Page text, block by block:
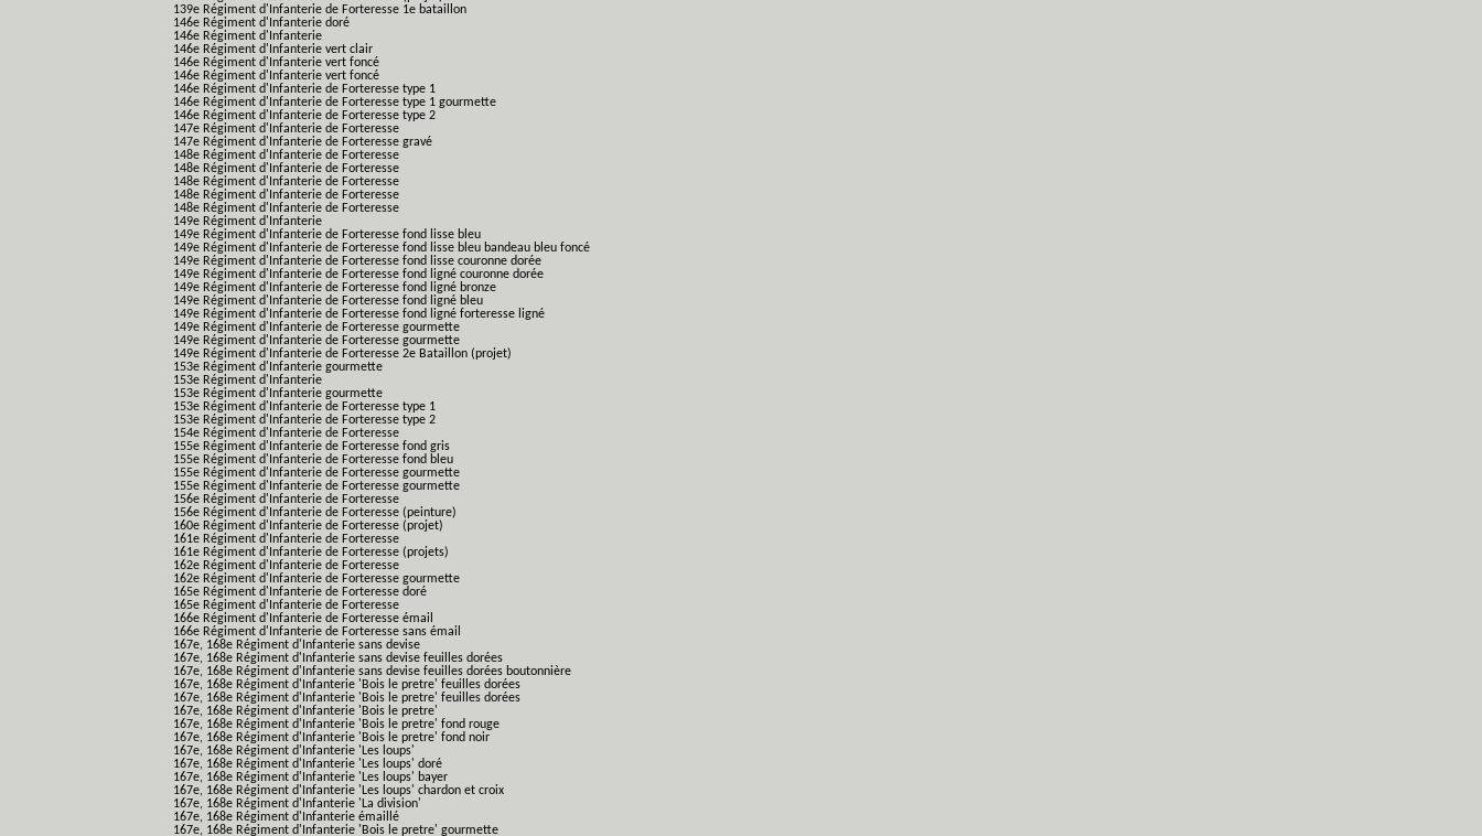
139e Régiment d'Infanterie de Forteresse 1e bataillon
146e Régiment d'Infanterie doré
146e Régiment d'Infanterie
146e Régiment d'Infanterie vert clair
146e Régiment d'Infanterie vert foncé
146e Régiment d'Infanterie vert foncé
146e Régiment d'Infanterie de Forteresse type 1
146e Régiment d'Infanterie de Forteresse type 1 gourmette
146e Régiment d'Infanterie de Forteresse type 2
147e Régiment d'Infanterie de Forteresse
147e Régiment d'Infanterie de Forteresse gravé
148e Régiment d'Infanterie de Forteresse
148e Régiment d'Infanterie de Forteresse
148e Régiment d'Infanterie de Forteresse
148e Régiment d'Infanterie de Forteresse
148e Régiment d'Infanterie de Forteresse
149e Régiment d'Infanterie
149e Régiment d'Infanterie de Forteresse fond lisse bleu
149e Régiment d'Infanterie de Forteresse fond lisse bleu bandeau bleu foncé
149e Régiment d'Infanterie de Forteresse fond lisse couronne dorée
149e Régiment d'Infanterie de Forteresse fond ligné couronne dorée
149e Régiment d'Infanterie de Forteresse fond ligné bronze
149e Régiment d'Infanterie de Forteresse fond ligné bleu
149e Régiment d'Infanterie de Forteresse fond ligné forteresse ligné
149e Régiment d'Infanterie de Forteresse gourmette
149e Régiment d'Infanterie de Forteresse gourmette
149e Régiment d'Infanterie de Forteresse 2e Bataillon (projet)
153e Régiment d'Infanterie gourmette
153e Régiment d'Infanterie
153e Régiment d'Infanterie gourmette
153e Régiment d'Infanterie de Forteresse type 1
153e Régiment d'Infanterie de Forteresse type 2
154e Régiment d'Infanterie de Forteresse
155e Régiment d'Infanterie de Forteresse fond gris
155e Régiment d'Infanterie de Forteresse fond bleu
155e Régiment d'Infanterie de Forteresse gourmette
155e Régiment d'Infanterie de Forteresse gourmette
156e Régiment d'Infanterie de Forteresse
156e Régiment d'Infanterie de Forteresse (peinture)
160e Régiment d'Infanterie de Forteresse (projet)
161e Régiment d'Infanterie de Forteresse
161e Régiment d'Infanterie de Forteresse (projets)
162e Régiment d'Infanterie de Forteresse
162e Régiment d'Infanterie de Forteresse gourmette
165e Régiment d'Infanterie de Forteresse doré
165e Régiment d'Infanterie de Forteresse
166e Régiment d'Infanterie de Forteresse émail
166e Régiment d'Infanterie de Forteresse sans émail
167e, 168e Régiment d'Infanterie sans devise
167e, 168e Régiment d'Infanterie sans devise feuilles dorées
167e, 168e Régiment d'Infanterie sans devise feuilles dorées boutonnière
167e, 168e Régiment d'Infanterie 'Bois le pretre' feuilles dorées
167e, 168e Régiment d'Infanterie 'Bois le pretre' feuilles dorées
167e, 168e Régiment d'Infanterie 'Bois le pretre'
167e, 168e Régiment d'Infanterie 'Bois le pretre' fond rouge
167e, 168e Régiment d'Infanterie 'Bois le pretre' fond noir
167e, 168e Régiment d'Infanterie 'Les loups'
167e, 168e Régiment d'Infanterie 'Les loups' doré
167e, 168e Régiment d'Infanterie 'Les loups' bayer
167e, 168e Régiment d'Infanterie 'Les loups' chardon et croix
167e, 168e Régiment d'Infanterie 'La division'
167e, 168e Régiment d'Infanterie émaillé
167e, 168e Régiment d'Infanterie 'Bois le pretre' gourmette